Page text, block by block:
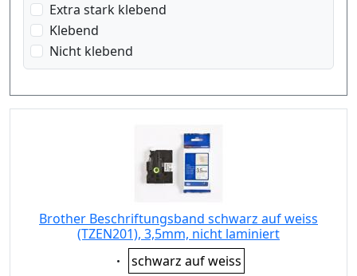
Extra stark klebend
Klebend
Nicht klebend
Brother Beschriftungsband schwarz auf weiss
(TZEN201), 3,5mm, nicht laminiert
Eigenschaft:
schwarz auf weiss